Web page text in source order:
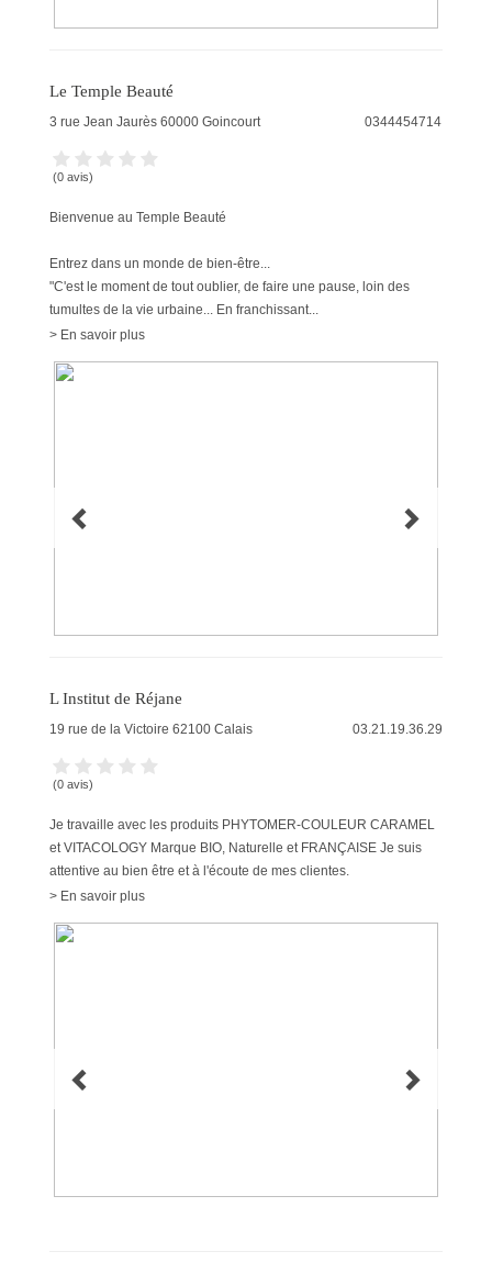
Le Temple Beauté
3 rue Jean Jaurès 60000 Goincourt 0344454714
(0 avis)
Bienvenue au Temple Beauté​
Entrez dans un monde de bien-être...
"C'est le moment de tout oublier, de faire une pause, loin des
tumultes de la vie urbaine... En franchissant...
> En savoir plus
L Institut de Réjane
19 rue de la Victoire 62100 Calais 03.21.19.36.29
(0 avis)
Je travaille avec les produits PHYTOMER-COULEUR CARAMEL
et VITACOLOGY Marque BIO, Naturelle et FRANÇAISE Je suis
attentive au bien être et à l'écoute de mes clientes.
> En savoir plus